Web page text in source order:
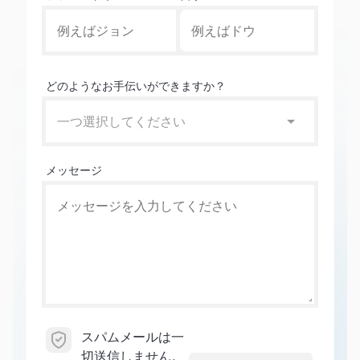
どのようなお手伝いができますか？
一つ選択してください
メッセージ
スパムメールは一
切送信しません。